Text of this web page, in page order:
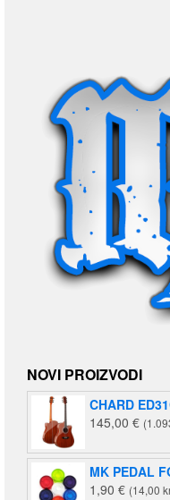
NOVI PROIZVODI
CHARD
145,00 €
MK PEDAL
1,90 € (14,00